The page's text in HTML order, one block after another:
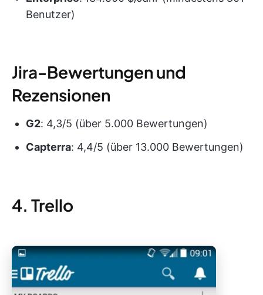
Benutzer)
Jira-Bewertungen und
Rezensionen
G2: 4,3/5 (über 5.000 Bewertungen)
Capterra: 4,4/5 (über 13.000 Bewertungen)
4. Trello